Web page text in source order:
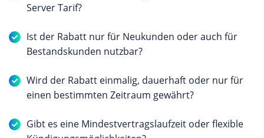
Server Tarif?
Ist der Rabatt nur für Neukunden oder auch für
Bestandskunden nutzbar?
Wird der Rabatt einmalig, dauerhaft oder nur für
einen bestimmten Zeitraum gewährt?
Gibt es eine Mindestvertragslaufzeit oder flexible